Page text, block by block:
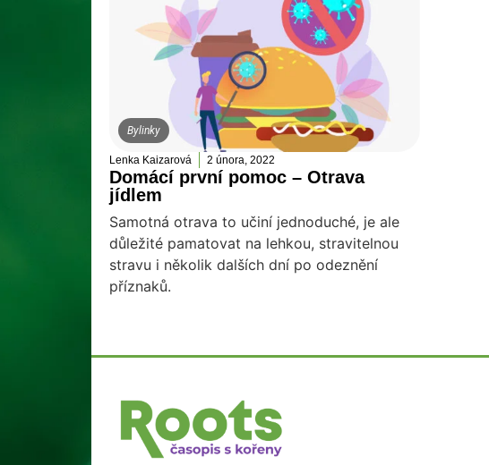
Bylinky
Lenka Kaizarová 2 února, 2022
Domácí první pomoc – Otrava
jídlem
Samotná otrava to učiní jednoduché, je ale
důležité pamatovat na lehkou, stravitelnou
stravu i několik dalších dní po odeznění
příznaků.